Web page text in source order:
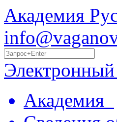
Академия
Академия